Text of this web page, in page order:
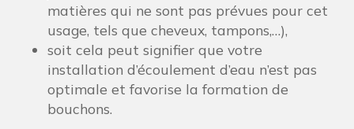
matières qui ne sont pas prévues pour cet
usage, tels que cheveux, tampons,…),
soit cela peut signifier que votre
installation d’écoulement d’eau n’est pas
optimale et favorise la formation de
bouchons.